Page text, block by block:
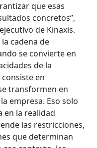
que esas
concretos”,
de Kinaxis.
cadena de
se convierte en
de la
en
transformen en
empresa. Eso solo
en la realidad
las restricciones,
que determinan